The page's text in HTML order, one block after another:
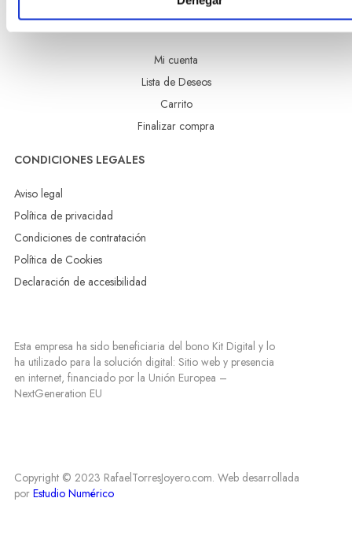
Mi cuenta
Lista de Deseos
Carrito
Finalizar compra
CONDICIONES LEGALES
Aviso legal
Política de privacidad
Condiciones de contratación
Política de Cookies
Declaración de accesibilidad
Esta empresa ha sido beneficiaria del bono Kit Digital y lo
ha utilizado para la solución digital: Sitio web y presencia
en internet, financiado por la Unión Europea –
NextGeneration EU
Copyright © 2023 RafaelTorresJoyero.com. Web desarrollada
por Estudio Numérico